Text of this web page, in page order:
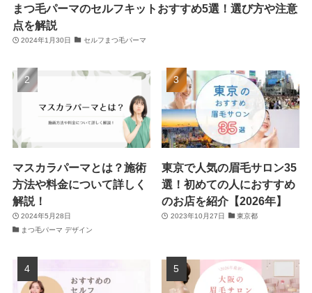
まつ毛パーマのセルフキットおすすめ5選！選び方や注意
点を解説
2024年1月30日 セルフまつ毛パーマ
マスカラパーマとは？施術
方法や料金について詳しく
解説！
2024年5月28日
まつ毛パーマ デザイン
東京で人気の眉毛サロン35
選！初めての人におすすめ
のお店を紹介【2026年】
2023年10月27日 東京都